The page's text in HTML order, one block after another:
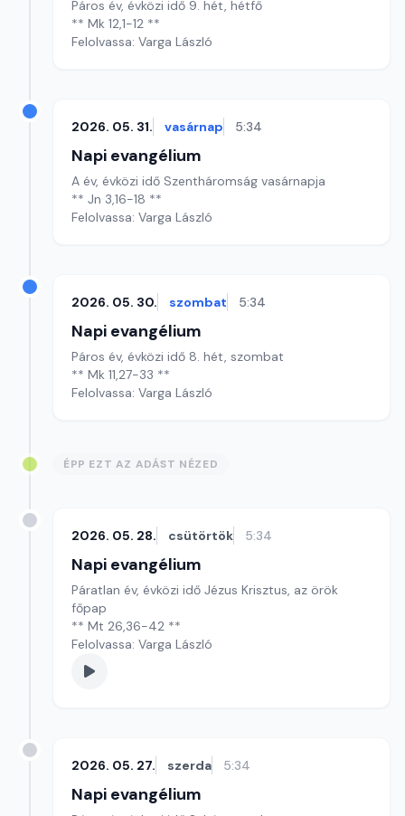
Páros év, évközi idő 9. hét, hétfő
** Mk 12,1-12 **
Felolvassa: Varga László
2026. 05. 31. vasárnap 5:34
Napi evangélium
A év, évközi idő Szentháromság vasárnapja
** Jn 3,16-18 **
Felolvassa: Varga László
2026. 05. 30. szombat 5:34
Napi evangélium
Páros év, évközi idő 8. hét, szombat
** Mk 11,27-33 **
Felolvassa: Varga László
ÉPP EZT AZ ADÁST NÉZED
2026. 05. 28. csütörtök 5:34
Napi evangélium
Páratlan év, évközi idő Jézus Krisztus, az örök
főpap
** Mt 26,36-42 **
Felolvassa: Varga László
2026. 05. 27. szerda 5:34
Napi evangélium